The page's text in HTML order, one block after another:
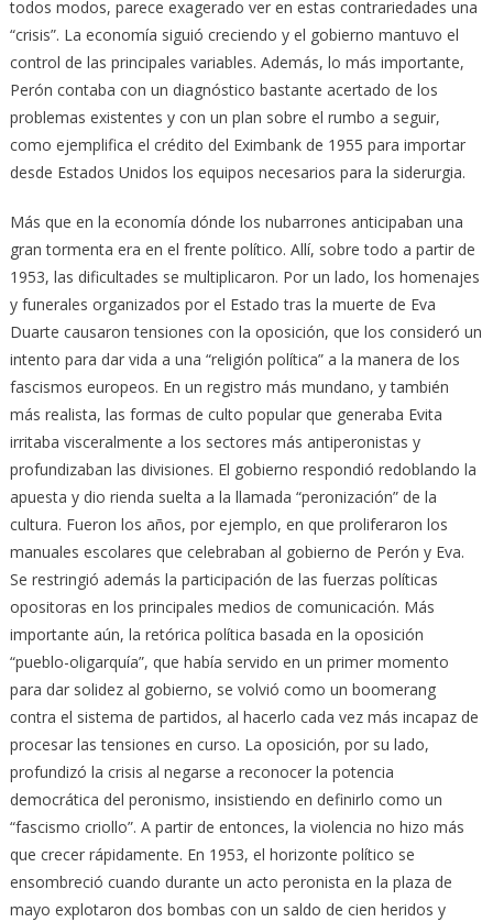
todos modos, parece exagerado ver en estas contrariedades una
“crisis”. La economía siguió creciendo y el gobierno mantuvo el
control de las principales variables. Además, lo más importante,
Perón contaba con un diagnóstico bastante acertado de los
problemas existentes y con un plan sobre el rumbo a seguir,
como ejemplifica el crédito del Eximbank de 1955 para importar
desde Estados Unidos los equipos necesarios para la siderurgia.
Más que en la economía dónde los nubarrones anticipaban una
gran tormenta era en el frente político. Allí, sobre todo a partir de
1953, las dificultades se multiplicaron. Por un lado, los homenajes
y funerales organizados por el Estado tras la muerte de Eva
Duarte causaron tensiones con la oposición, que los consideró un
intento para dar vida a una “religión política” a la manera de los
fascismos europeos. En un registro más mundano, y también
más realista, las formas de culto popular que generaba Evita
irritaba visceralmente a los sectores más antiperonistas y
profundizaban las divisiones. El gobierno respondió redoblando la
apuesta y dio rienda suelta a la llamada “peronización” de la
cultura. Fueron los años, por ejemplo, en que proliferaron los
manuales escolares que celebraban al gobierno de Perón y Eva.
Se restringió además la participación de las fuerzas políticas
opositoras en los principales medios de comunicación. Más
importante aún, la retórica política basada en la oposición
“pueblo-oligarquía”, que había servido en un primer momento
para dar solidez al gobierno, se volvió como un boomerang
contra el sistema de partidos, al hacerlo cada vez más incapaz de
procesar las tensiones en curso. La oposición, por su lado,
profundizó la crisis al negarse a reconocer la potencia
democrática del peronismo, insistiendo en definirlo como un
“fascismo criollo”. A partir de entonces, la violencia no hizo más
que crecer rápidamente. En 1953, el horizonte político se
ensombreció cuando durante un acto peronista en la plaza de
mayo explotaron dos bombas con un saldo de cien heridos y